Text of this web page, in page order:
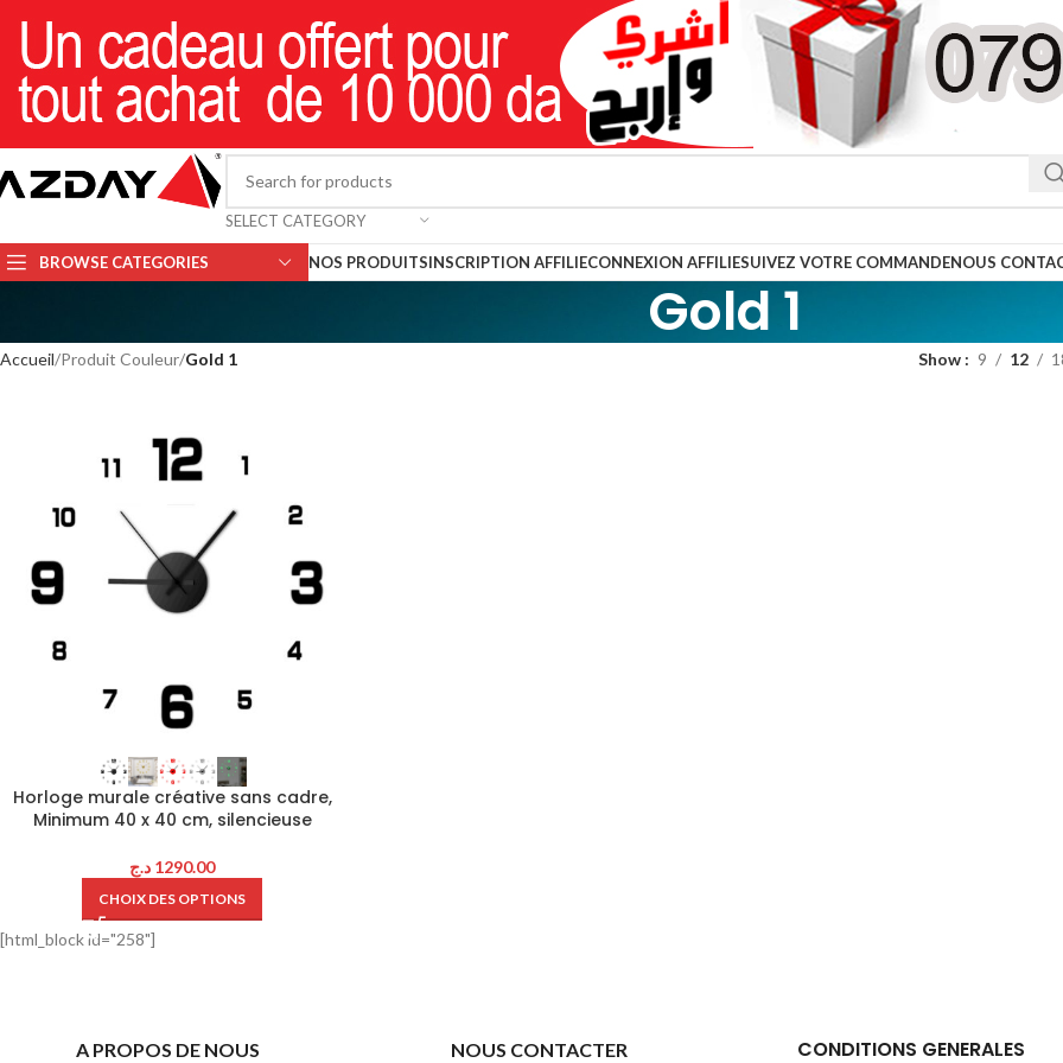
SELECT CATEGORY
BROWSE CATEGORIES NOS PRODUITSINSCRIPTION AFFILIECONNEXION AFFILIESUIVEZ VOTRE COMMANDENOUS
Gold 1
Accueil Produit Couleur Gold 1 Show 9 12
Horloge murale créative sans cadre,
Minimum 40 x 40 cm, silencieuse
1290.00 د.ج
CHOIX DES OPTIONS
[html_block id="258"]
A PROPOS DE NOUS NOUS CONTACTER CONDITIONS GENERALES